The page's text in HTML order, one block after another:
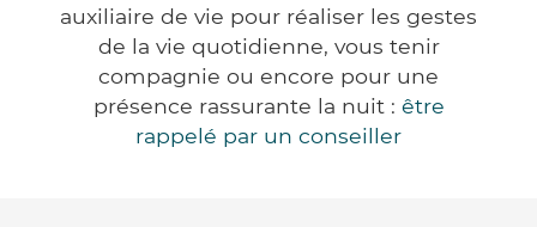
auxiliaire de vie pour réaliser les gestes
de la vie quotidienne, vous tenir
compagnie ou encore pour une
présence rassurante la nuit : être
rappelé par un conseiller